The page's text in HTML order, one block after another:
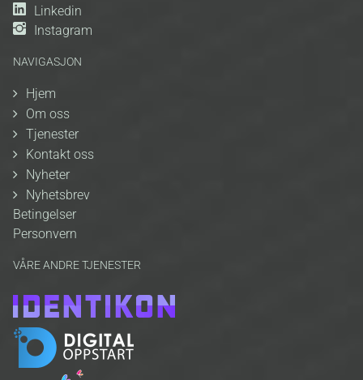
Linkedin
Instagram
NAVIGASJON
Hjem
Om oss
Tjenester
Kontakt oss
Nyheter
Nyhetsbrev
Betingelser
Personvern
VÅRE ANDRE TJENESTER